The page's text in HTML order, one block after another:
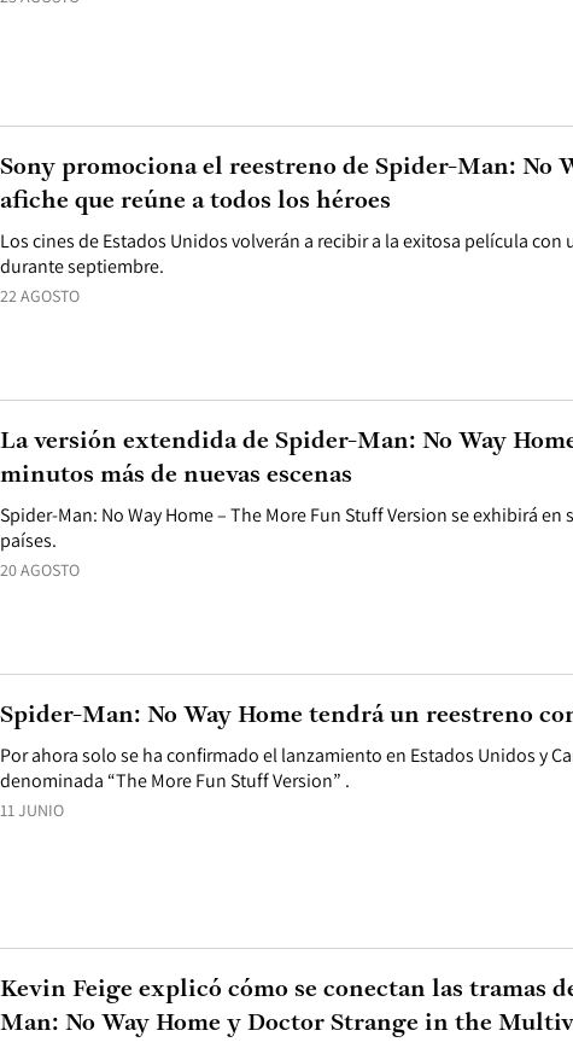
22 AGOSTO
Los cines de Estados Unidos volverán a recibir a la exitosa película con
durante septiembre.
Sony promociona el reestreno de Spider-Man: No
afiche que reúne a todos los héroes
20 AGOSTO
Spider-Man: No Way Home – The More Fun Stuff Version se exhibirá
países.
La versión extendida de Spider-Man: No Way
minutos más de nuevas escenas
11 JUNIO
Por ahora solo se ha confirmado el lanzamiento en Estados Unidos y
denominada “The More Fun Stuff Version” .
Spider-Man: No Way Home tendrá un reestreno
Kevin Feige explicó cómo se conectan las tramas
Man: No Way Home y Doctor Strange in the